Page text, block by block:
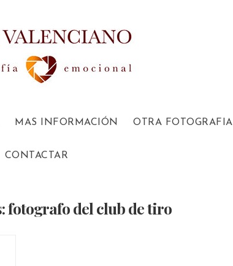
MAS INFORMACIÓN OTRA FOTOGRAFIA
CONTACTAR
fotografo del club de tiro